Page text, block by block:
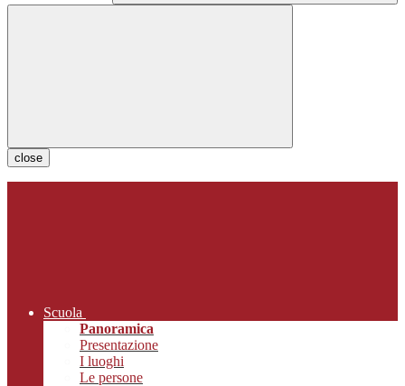
close
Scuola
Panoramica
Presentazione
I luoghi
Le persone